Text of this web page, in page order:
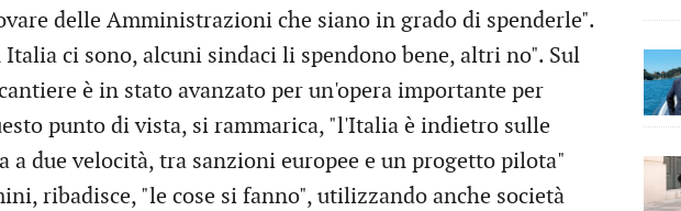
delle Amministrazioni che siano in grado di spenderle".
ci sono, alcuni sindaci li spendono bene, altri no". Sul
è in stato avanzato per un'opera importante per
punto di vista, si rammarica, "l'Italia è indietro sulle
a due velocità, tra sanzioni europee e un progetto pilota"
ribadisce, "le cose si fanno", utilizzando anche società